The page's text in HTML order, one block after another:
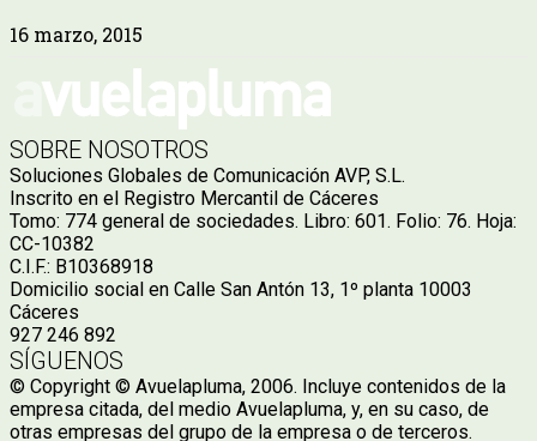
16 marzo, 2015
SOBRE NOSOTROS
Soluciones Globales de Comunicación AVP, S.L.
Inscrito en el Registro Mercantil de Cáceres
Tomo: 774 general de sociedades. Libro: 601. Folio: 76. Hoja:
CC-10382
C.I.F.: B10368918
Domicilio social en Calle San Antón 13, 1º planta 10003
Cáceres
927 246 892
SÍGUENOS
© Copyright © Avuelapluma, 2006. Incluye contenidos de la
empresa citada, del medio Avuelapluma, y, en su caso, de
otras empresas del grupo de la empresa o de terceros.